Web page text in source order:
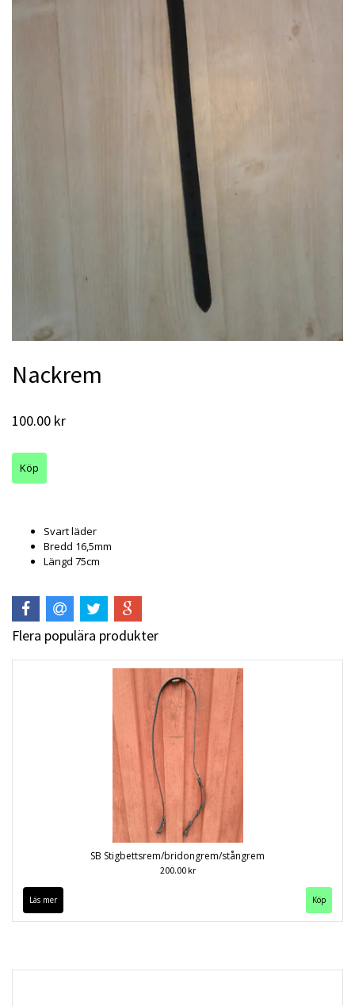
Nackrem
100.00 kr
Svart läder
Bredd 16,5mm
Längd 75cm
Flera populära produkter
SB Stigbettsrem/bridongrem/stångrem
200.00 kr
Läs mer Köp